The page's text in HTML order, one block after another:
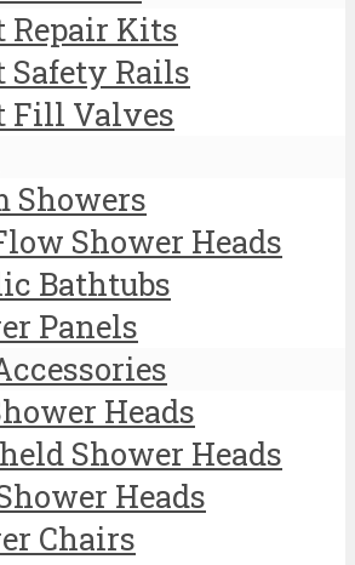
Repair Kits
Safety Rails
Fill Valves
Showers
Shower Heads
Bathtubs
Panels
Heads
Shower Heads
Heads
Chairs